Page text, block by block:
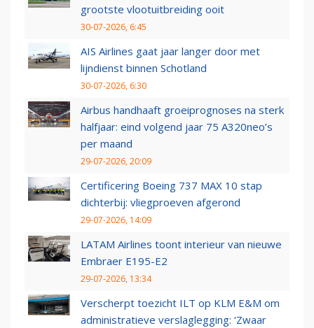
grootste vlootuitbreiding ooit
30-07-2026, 6:45
AIS Airlines gaat jaar langer door met
lijndienst binnen Schotland
30-07-2026, 6:30
Airbus handhaaft groeiprognoses na sterk
halfjaar: eind volgend jaar 75 A320neo’s
per maand
29-07-2026, 20:09
Certificering Boeing 737 MAX 10 stap
dichterbij: vliegproeven afgerond
29-07-2026, 14:09
LATAM Airlines toont interieur van nieuwe
Embraer E195-E2
29-07-2026, 13:34
Verscherpt toezicht ILT op KLM E&M om
administratieve verslaglegging: ‘Zwaar